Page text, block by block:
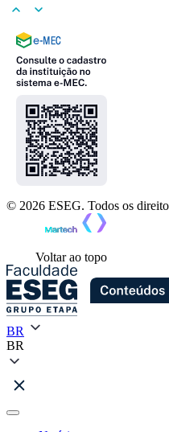
© 2026 ESEG. Todos os
Voltar ao topo
BR
BR